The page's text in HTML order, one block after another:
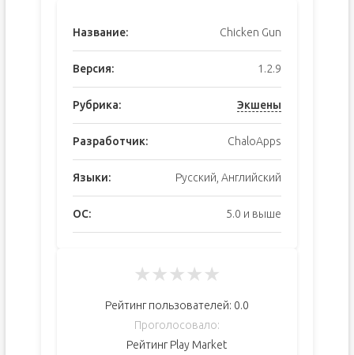
Название: Chicken Gun
Версия: 1.2.9
Рубрика: Экшены
Разработчик: ChaloApps
Языки: Русский, Английский
ОС: 5.0 и выше
★★★★★
Рейтинг пользователей: 0.0
Проголосовало:
Рейтинг Play Market